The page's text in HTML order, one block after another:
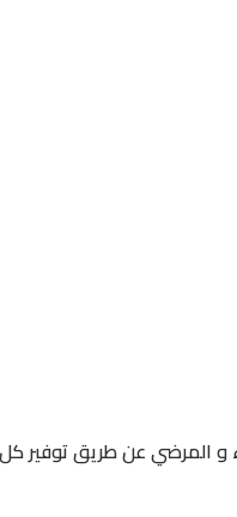
و المرضي عن طريق توفير